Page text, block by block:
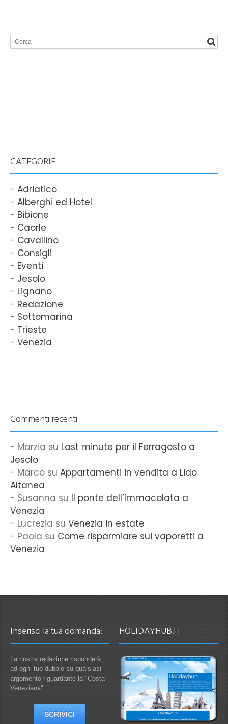
CATEGORIE
Adriatico
Alberghi ed Hotel
Bibione
Caorle
Cavallino
Consigli
Eventi
Jesolo
Lignano
Redazione
Sottomarina
Trieste
Venezia
Commenti recenti
Marzia su Last minute per il Ferragosto a
Jesolo
Marco su Appartamenti in vendita a Lido
Altanea
Susanna su Il ponte dell’Immacolata a
Venezia
Lucrezia su Venezia in estate
Paola su Come risparmiare sui vaporetti a
Venezia
Inserisci la tua domanda:
La nostra redazione risponderà
ad ogni tuo dubbio su qualsiasi
argomento riguardante la "Costa
Veneziana".
SCRIVICI
HOLIDAYHUB.IT